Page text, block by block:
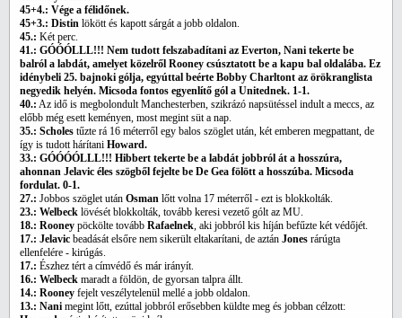
45+4.: Vége a félidőnek.
45+3.: Distin lökött és kapott sárgát a jobb oldalon.
45.: Két perc.
41.: GÓÓÓLLL!!! Nem tudott felszabadítani az Everton, Nani tekerte be
balról a labdát, amelyet közelről Rooney csúsztatott be a kapu bal oldalába. Ez
idénybeli 25. bajnoki gólja, egyúttal beérte Bobby Charltont az örökranglista
negyedik helyén. Micsoda fontos egyenlítő gól a Unitednek. 1-1.
40.: Az idő is megbolondult Manchesterben, szikrázó napsütéssel indult a meccs, az
előbb még esett keményen, most megint süt a nap.
35.: Scholes tűzte rá 16 méterről egy balos szöglet után, két emberen megpattant, de
így is tudott hárítani Howard.
33.: GÓÓÓÓLLL!!! Hibbert tekerte be a labdát jobbról át a hosszúra,
ahonnan Jelavic éles szögből fejelte be De Gea fölött a hosszúba. Micsoda
fordulat. 0-1.
27.: Jobbos szöglet után Osman lőtt volna 17 méterről - ezt is blokkolták.
23.: Welbeck lövését blokkolták, tovább keresi vezető gólt az MU.
18.: Rooney pöckölte tovább Rafaelnek, aki jobbról kis híján befűzte két védőjét.
17.: Jelavic beadását elsőre nem sikerült eltakarítani, de aztán Jones rárúgta
ellenfelére - kirúgás.
17.: Észhez tért a címvédő és már irányít.
16.: Welbeck maradt a földön, de gyorsan talpra állt.
14.: Rooney fejelt veszélytelenül mellé a jobb oldalon.
13.: Nani megint lőtt, ezúttal jobbról erősebben küldte meg és jobban célzott: